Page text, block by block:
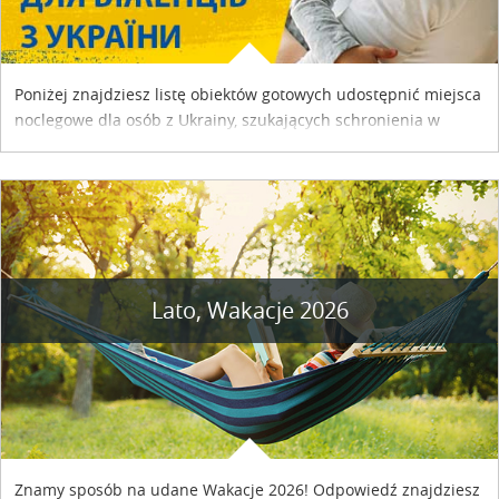
Poniżej znajdziesz listę obiektów gotowych udostępnić miejsca
noclegowe dla osób z Ukrainy, szukających schronienia w
Lato, Wakacje 2026
Znamy sposób na udane Wakacje 2026! Odpowiedź znajdziesz